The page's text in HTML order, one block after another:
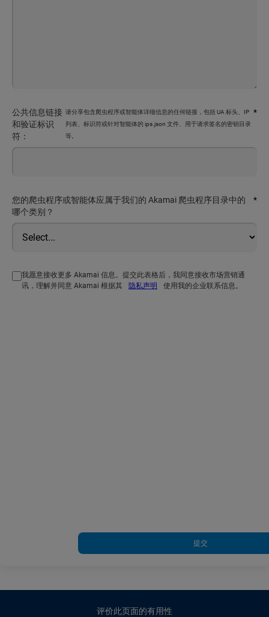
*
公共信息链接
和验证标识
符：
请分享包含爬虫程序或智能体详细信息的任何链接，包括 UA 标头、IP
列表、标识符或针对智能体的 ips.json 文件、用于请求签名的密钥目录
等。
*
您的爬虫程序或智能体应属于我们的 Akamai 爬虫程序目录中的
哪个类别？
我愿意接收更多 Akamai 信息。提交此表格后，我同意接收市场营销通
讯，理解并同意 Akamai 根据其
隐私声明 使用我的企业联系信息。
提交
评价此页面的有用性